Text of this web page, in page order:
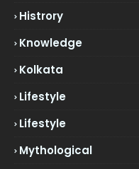
Histrory
Knowledge
Kolkata
Lifestyle
Lifestyle
Mythological